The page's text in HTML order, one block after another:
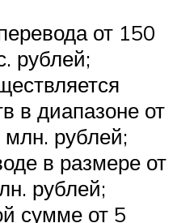
от 150
рублей;
в диапазоне от
рублей;
в размере от
рублей;
сумме от 5